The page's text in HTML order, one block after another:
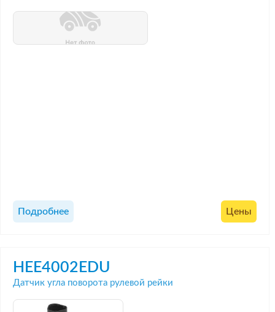
Подробнее Цены
HEE4002EDU
Датчик угла поворота рулевой рейки